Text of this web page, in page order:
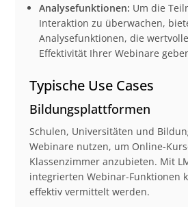
Analysefunktionen: Um die
Interaktion zu überwachen,
Analysefunktionen, die
Effektivität Ihrer Webinare
Typische Use Cases
Bildungsplattformen
Schulen, Universitäten und
Webinare nutzen, um Online-
Klassenzimmer anzubieten. Mit
integrierten Webinar-Funktionen
effektiv vermittelt werden.